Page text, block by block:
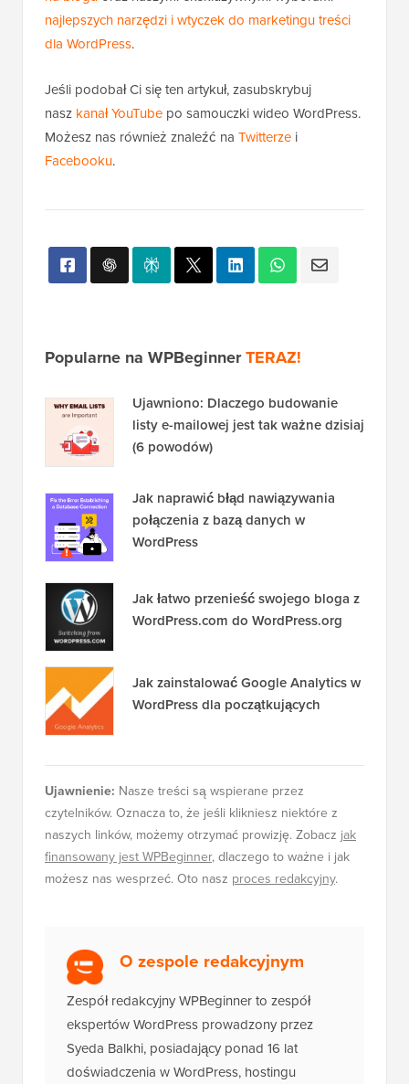
najlepszych narzędzi i wtyczek do marketingu treści
dla WordPress.
Jeśli podobał Ci się ten artykuł, zasubskrybuj
nasz kanał YouTube po samouczki wideo WordPress.
Możesz nas również znaleźć na Twitterze i
Facebooku.
Popularne na WPBeginnerTERAZ!
Ujawniono: Dlaczego budowanie
listy e-mailowej jest tak ważne dzisiaj
(6 powodów)
Jak naprawić błąd nawiązywania
połączenia z bazą danych w
WordPress
Jak łatwo przenieść swojego bloga z
WordPress.com do WordPress.org
Jak zainstalować Google Analytics w
WordPress dla początkujących
Ujawnienie: Nasze treści są wspierane przez
czytelników. Oznacza to, że jeśli klikniesz niektóre z
naszych linków, możemy otrzymać prowizję. Zobacz jak
finansowany jest WPBeginner, dlaczego to ważne i jak
możesz nas wesprzeć. Oto nasz proces redakcyjny.
O zespole redakcyjnym
Zespół redakcyjny WPBeginner to zespół
ekspertów WordPress prowadzony przez
Syeda Balkhi, posiadający ponad 16 lat
doświadczenia w WordPress, hostingu